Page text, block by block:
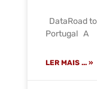
DataRoad
Portugal A
LER MAIS ... »